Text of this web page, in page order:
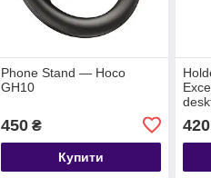
Phone Stand — Hoco
GH10
450₴
Купити
420